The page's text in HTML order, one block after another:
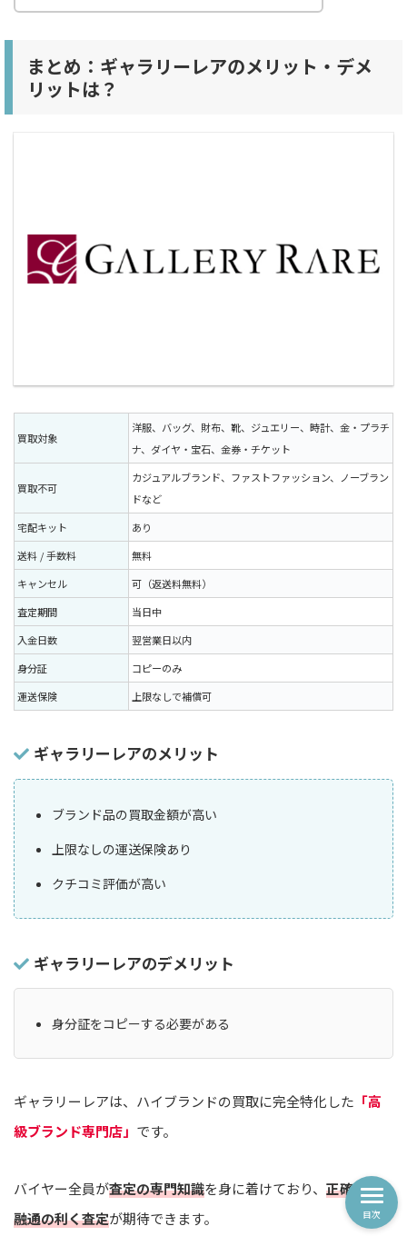
まとめ：ギャラリーレアのメリット・デメ
リットは？
買取対象
洋服、バッグ、財布、靴、ジュエリー、時計、金・プラチ
ナ、ダイヤ・宝石、金券・チケット
買取不可
カジュアルブランド、ファストファッション、ノーブラン
ドなど
宅配キット
あり
送料 / 手数料
無料
キャンセル
可（返送料無料）
査定期間
当日中
入金日数
翌営業日以内
身分証
コピーのみ
運送保険
上限なしで補償可
ギャラリーレアのメリット
ブランド品の買取金額が高い
上限なしの運送保険あり
クチコミ評価が高い
ギャラリーレアのデメリット
身分証をコピーする必要がある
ギャラリーレアは、ハイブランドの買取に完全特化した 「高
級ブランド専門店」 です。
バイヤー全員が査定の専門知識を身に着けており、 正確かつ
融通の利く査定が期待できます。 目次